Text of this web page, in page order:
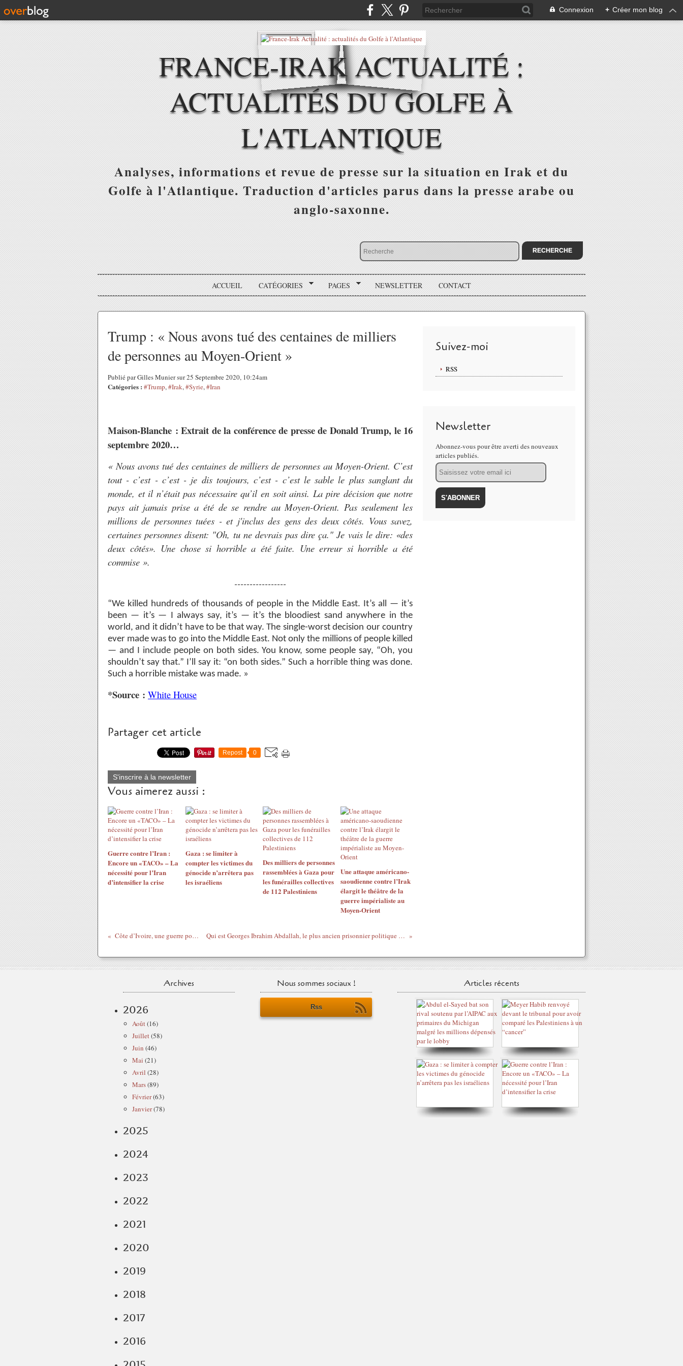
Connexion + Créer mon blog
FRANCE-IRAK ACTUALITÉ :
ACTUALITÉS DU GOLFE À
L'ATLANTIQUE
Analyses, informations et revue de presse sur la situation en Irak et du
Golfe à l'Atlantique. Traduction d'articles parus dans la presse arabe ou
anglo-saxonne.
ACCUEIL CATÉGORIES PAGES NEWSLETTER CONTACT
Trump : « Nous avons tué des centaines de milliers
de personnes au Moyen-Orient »
Publié par Gilles Munier sur 25 Septembre 2020, 10:24am
Catégories : #Trump,#Irak,#Syrie,#Iran
Maison-Blanche : Extrait de la conférence de presse de Donald Trump, le 16
septembre 2020…
« Nous avons tué des centaines de milliers de personnes au Moyen-Orient. C’est
tout - c’est - c’est - je dis toujours, c’est - c’est le sable le plus sanglant du
monde, et il n’était pas nécessaire qu’il en soit ainsi. La pire décision que notre
pays ait jamais prise a été de se rendre au Moyen-Orient. Pas seulement les
millions de personnes tuées - et j'inclus des gens des deux côtés. Vous savez,
certaines personnes disent: "Oh, tu ne devrais pas dire ça." Je vais le dire: «des
deux côtés». Une chose si horrible a été faite. Une erreur si horrible a été
commise ».
-----------------
“We killed hundreds of thousands of people in the Middle East. It’s all — it’s
been — it’s — I always say, it’s — it’s the bloodiest sand anywhere in the
world, and it didn’t have to be that way. The single-worst decision our country
ever made was to go into the Middle East. Not only the millions of people killed
— and I include people on both sides. You know, some people say, “Oh, you
shouldn’t say that.” I’ll say it: “on both sides.” Such a horrible thing was done.
Such a horrible mistake was made. »
*Source : White House
Partager cet article
Repost 0
S'inscrire à la newsletter
Vous aimerez aussi :
Guerre contre l’Iran :
Encore un «TACO» – La
nécessité pour l’Iran
d’intensifier la crise
Gaza : se limiter à
compter les victimes du
génocide n’arrêtera pas
les israéliens
Des milliers de personnes
rassemblées à Gaza pour
les funérailles collectives
de 112 Palestiniens
Une attaque américano-
saoudienne contre l’Irak
élargit le théâtre de la
guerre impérialiste au
Moyen-Orient
Côte d’Ivoire, une guerre pour rien Qui est Georges Ibrahim Abdallah, le plus ancien prisonnier politique d’Europe ?
Suivez-moi
RSS
Newsletter
Abonnez-vous pour être averti des nouveaux
articles publiés.
Email
Archives
2026
Août(16)
Juillet(58)
Juin (46)
Mai (21)
Avril (28)
Mars(89)
Février(63)
Janvier(78)
2025
2024
2023
2022
2021
2020
2019
2018
2017
2016
Nous sommes sociaux !
Rss
Articles récents